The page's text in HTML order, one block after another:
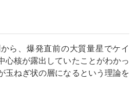
ら、爆発直前の大質量星でケイ
心核が露出していたことがわかっ
玉ねぎ状の層になるという理論を